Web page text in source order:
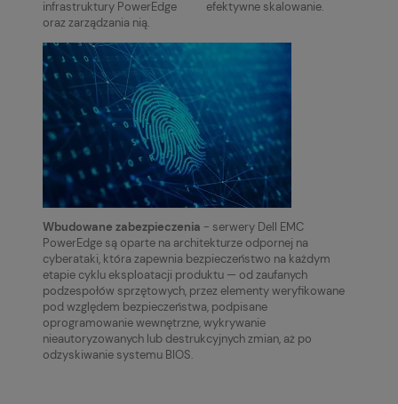
infrastruktury PowerEdge
oraz zarządzania nią.
efektywne skalowanie.
Wbudowane zabezpieczenia - serwery Dell EMC
PowerEdge są oparte na architekturze odpornej na
cyberataki, która zapewnia bezpieczeństwo na każdym
etapie cyklu eksploatacji produktu — od zaufanych
podzespołów sprzętowych, przez elementy weryfikowane
pod względem bezpieczeństwa, podpisane
oprogramowanie wewnętrzne, wykrywanie
nieautoryzowanych lub destrukcyjnych zmian, aż po
odzyskiwanie systemu BIOS.